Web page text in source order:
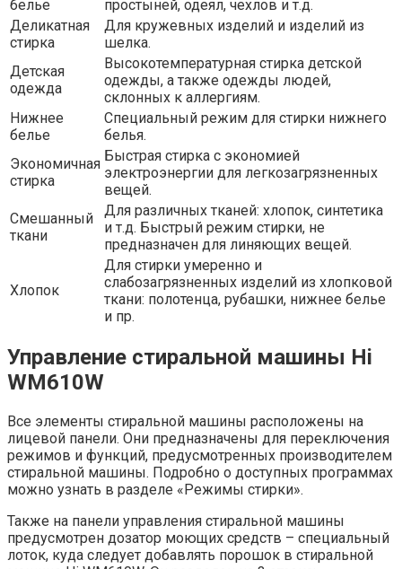
белье
простыней, одеял, чехлов и т.д.
Деликатная
стирка
Для кружевных изделий и изделий из
шелка.
Детская
одежда
Высокотемпературная стирка детской
одежды, а также одежды людей,
склонных к аллергиям.
Нижнее
белье
Специальный режим для стирки нижнего
белья.
Экономичная
стирка
Быстрая стирка с экономией
электроэнергии для легкозагрязненных
вещей.
Смешанный
ткани
Для различных тканей: хлопок, синтетика
и т.д. Быстрый режим стирки, не
предназначен для линяющих вещей.
Хлопок
Для стирки умеренно и
слабозагрязненных изделий из хлопковой
ткани: полотенца, рубашки, нижнее белье
и пр.
Управление стиральной машины Hi
WM610W
Все элементы стиральной машины расположены на
лицевой панели. Они предназначены для переключения
режимов и функций, предусмотренных производителем
стиральной машины. Подробно о доступных программах
можно узнать в разделе «Режимы стирки».
Также на панели управления стиральной машины
предусмотрен дозатор моющих средств – специальный
лоток, куда следует добавлять порошок в стиральной